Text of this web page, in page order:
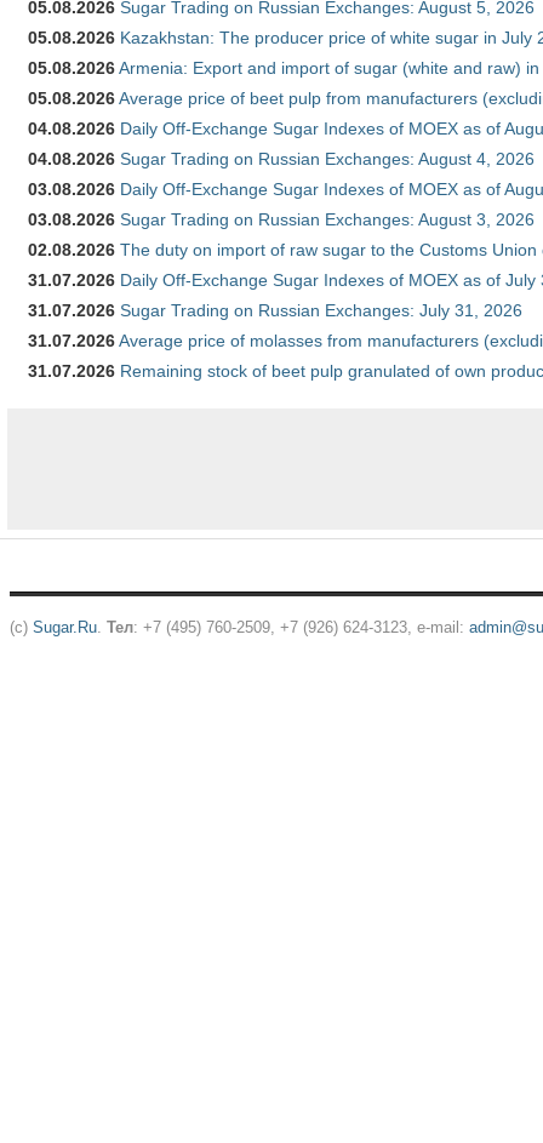
05.08.2026 Sugar Trading on Russian Exchanges: August 5, 2026
05.08.2026 Kazakhstan: The producer price of white sugar in July
05.08.2026Armenia: Export and import of sugar (white and raw)
05.08.2026Average price of beet pulp from manufacturers
04.08.2026 Daily Off-Exchange Sugar Indexes of MOEX as of
04.08.2026 Sugar Trading on Russian Exchanges: August 4, 2026
03.08.2026 Daily Off-Exchange Sugar Indexes of MOEX as of
03.08.2026 Sugar Trading on Russian Exchanges: August 3, 2026
02.08.2026 The duty on import of raw sugar to the Customs
31.07.2026 Daily Off-Exchange Sugar Indexes of MOEX as of July
31.07.2026 Sugar Trading on Russian Exchanges: July 31, 2026
31.07.2026Average price of molasses from manufacturers
31.07.2026 Remaining stock of beet pulp granulated of own
(c) Sugar.Ru. Тел: +7 (495) 760-2509, +7 (926) 624-3123, e-mail: